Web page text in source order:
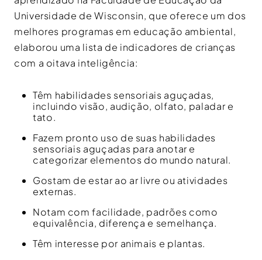
Universidade de Wisconsin, que oferece um dos
melhores programas em educação ambiental,
elaborou uma lista de indicadores de crianças
com a oitava inteligência:
Têm habilidades sensoriais aguçadas,
incluindo visão, audição, olfato, paladar e
tato.
Fazem pronto uso de suas habilidades
sensoriais aguçadas para anotar e
categorizar elementos do mundo natural.
Gostam de estar ao ar livre ou atividades
externas.
Notam com facilidade, padrões como
equivalência, diferença e semelhança.
Têm interesse por animais e plantas.